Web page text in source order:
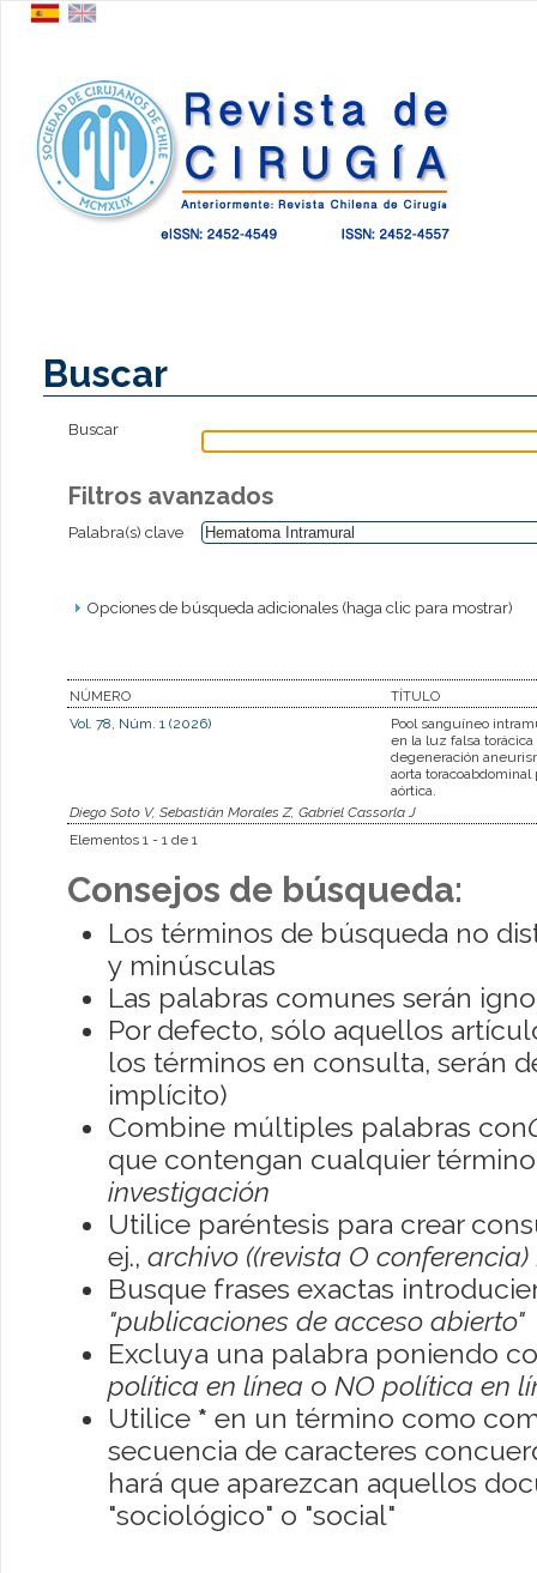
Buscar
Buscar
Filtros avanzados
Palabra(s) clave
Opciones de búsqueda adicionales (haga clic para mostrar)
NÚMERO
TÍTULO
Vol. 78, Núm. 1 (2026)
Pool sanguíneo
en la luz falsa torácica
degeneración
aorta
aórtica.
Diego Soto V, Sebastián Morales Z, Gabriel Cassorla J
Elementos 1 - 1 de 1
Consejos de búsqueda:
Los términos de búsqueda no
y minúsculas
Las palabras comunes serán
Por defecto, sólo aquellos
los términos en consulta, serán
implícito)
Combine múltiples palabras con
que contengan cualquier
investigación
Utilice paréntesis para crear
ej., archivo ((revista O conferencia)
Busque frases exactas
"publicaciones de acceso abierto"
Excluya una palabra poniendo
política en línea o NO política en
Utilice * en un término como
secuencia de caracteres
hará que aparezcan aquellos
"sociológico" o "social"